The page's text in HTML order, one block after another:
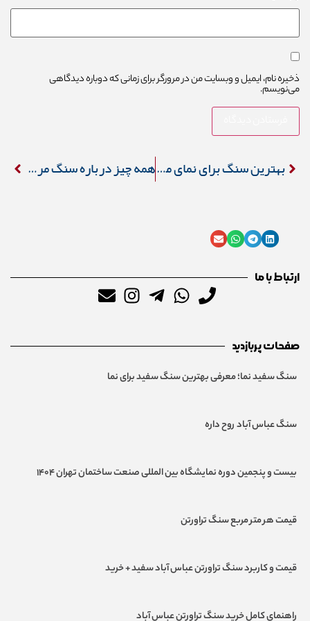
ذخیره نام، ایمیل و وبسایت من در مرورگر برای زمانی که دوباره دیدگاهی
می‌نویسم.
بهترین سنگ برای نمای مدرن [ترندهای ۱۴۰۵] همه چیز درباره سنگ مرمریت: از ویژگی‌ ها تا نگهداری
ارتباط با ما
صفحات پربازدید
سنگ سفید نما؛ معرفی بهترین سنگ‌ سفید برای نما
سنگ عباس آباد روح داره
بیست و پنجمین دوره نمایشگاه بین المللی صنعت ساختمان تهران ۱۴۰۴
قیمت هر متر مربع سنگ تراورتن
قیمت و کاربرد سنگ تراورتن عباس آباد سفید + خرید
راهنمای کامل خرید سنگ تراورتن عباس آباد